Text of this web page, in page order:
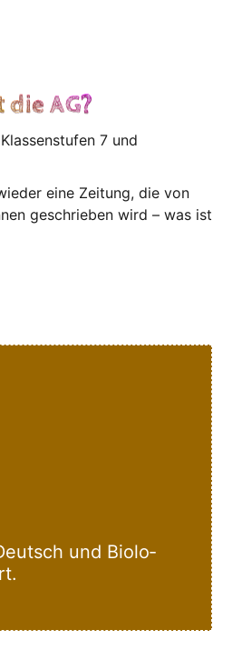
AG?
7 und
eine Zei­tung, die von
geschrie­ben wird – was ist
und Bio­lo­